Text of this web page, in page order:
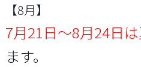
【8月】
7月21日～8月24日
ます。